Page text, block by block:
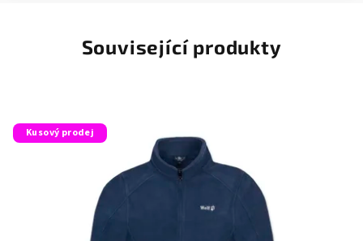
Související produkty
Kusový prodej